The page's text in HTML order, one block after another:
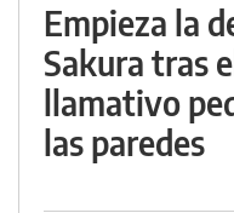
Empieza la
Sakura tras
llamativo
las paredes